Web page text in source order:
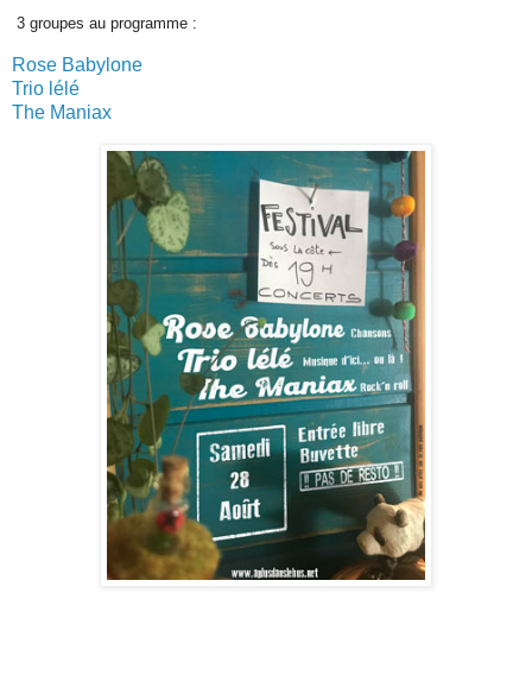
3 groupes au programme :
Rose Babylone
Trio lélé
The Maniax